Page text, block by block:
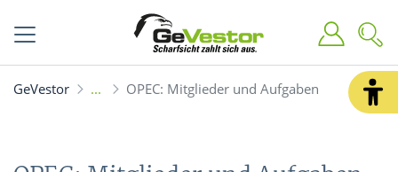
GeVestor OPEC: Mitglieder und Aufgaben